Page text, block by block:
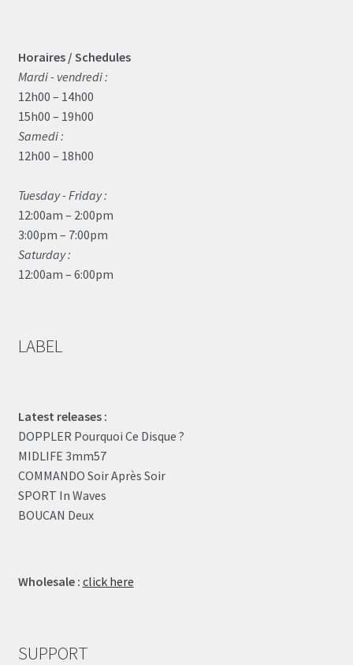
Horaires / Schedules
Mardi - vendredi :
12h00 – 14h00
15h00 – 19h00
Samedi :
12h00 – 18h00
Tuesday - Friday :
12:00am – 2:00pm
3:00pm – 7:00pm
Saturday :
12:00am – 6:00pm
LABEL
Latest releases :
DOPPLER Pourquoi Ce Disque ?
MIDLIFE 3mm57
COMMANDO Soir Après Soir
SPORT In Waves
BOUCAN Deux
Wholesale : click here
SUPPORT